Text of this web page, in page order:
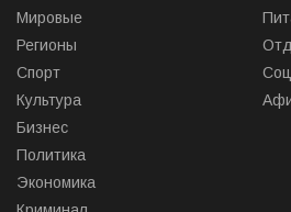
Мировые
Регионы
Спорт
Культура
Бизнес
Политика
Экономика